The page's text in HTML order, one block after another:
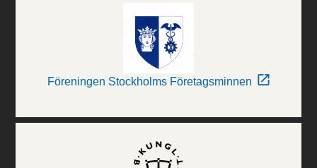
Föreningen Stockholms Företagsminnen